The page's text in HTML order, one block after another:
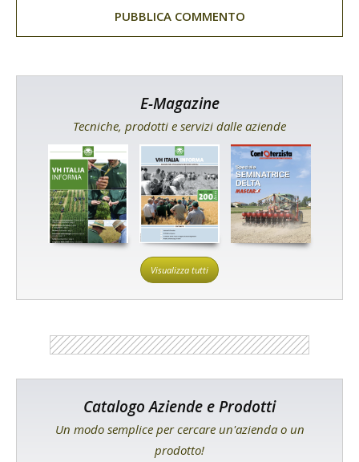
E-Magazine
Tecniche, prodotti e servizi dalle aziende
Visualizza tutti
Catalogo Aziende e Prodotti
Un modo semplice per cercare un'azienda o un
prodotto!